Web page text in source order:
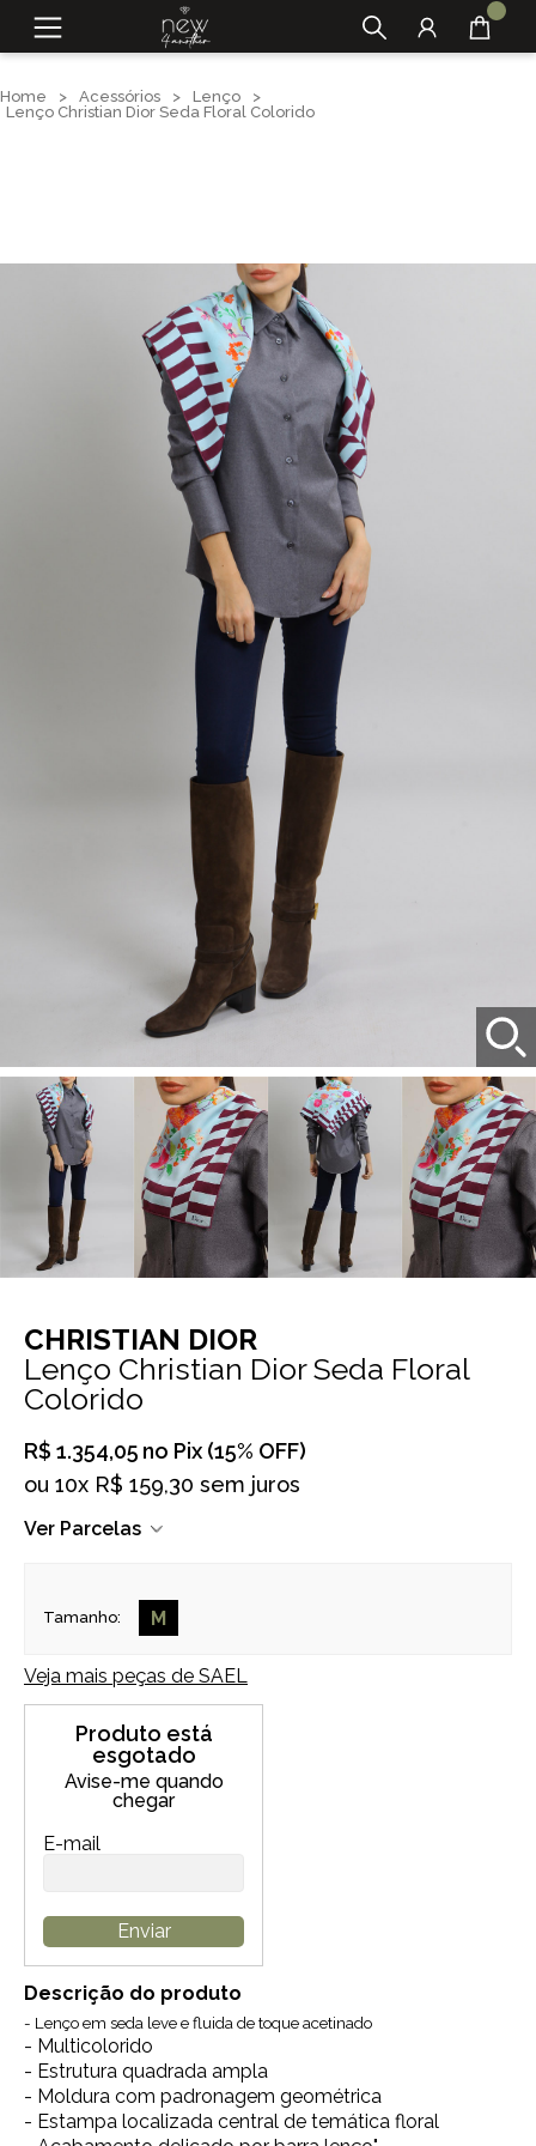
Home > Acessórios > Lenço
>
Lenço Christian Dior Seda Floral Colorido
CHRISTIAN DIOR
Lenço Christian Dior Seda Floral
Colorido
R$ 1.354,05 no Pix (15% OFF)
ou 10x R$ 159,30 sem juros
Ver Parcelas
Tamanho: M
Veja mais peças de SAEL
Produto está
esgotado
Avise-me quando
chegar
E-mail
Enviar
Descrição do produto
- Lenço em seda leve e fluida de toque acetinado
- Multicolorido
- Estrutura quadrada ampla
- Moldura com padronagem geométrica
- Estampa localizada central de temática floral